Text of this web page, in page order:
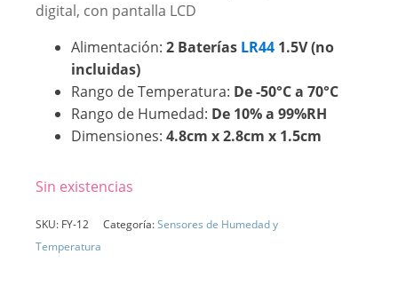
digital, con pantalla LCD
Alimentación: 2 Baterías LR44 1.5V (no
incluidas)
Rango de Temperatura: De -50°C a 70°C
Rango de Humedad: De 10% a 99%RH
Dimensiones: 4.8cm x 2.8cm x 1.5cm
Sin existencias
SKU: FY-12 Categoría:Sensores de Humedad y
Temperatura